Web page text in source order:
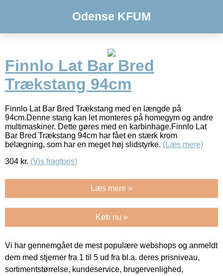
Odense KFUM
Finnlo Lat Bar Bred
Trækstang 94cm
Finnlo Lat Bar Bred Trækstang med en længde på
94cm.Denne stang kan let monteres på homegym og andre
multimaskiner. Dette gøres med en karbinhage.Finnlo Lat
Bar Bred Trækstang 94cm har fået en stærk krom
belægning, som har en meget høj slidstyrke. (Læs mere)
304 kr. (Vis fragtpris)
Læs mere »
Køb nu »
Vi har gennemgået de mest populære webshops og anmeldt
dem med stjerner fra 1 til 5 ud fra bl.a. deres prisniveau,
sortimentstørrelse, kundeservice, brugervenlighed,